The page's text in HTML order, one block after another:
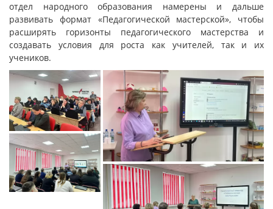
отдел народного образования намерены и дальше
развивать формат «Педагогической мастерской», чтобы
расширять горизонты педагогического мастерства и
создавать условия для роста как учителей, так и их
учеников.